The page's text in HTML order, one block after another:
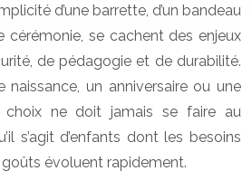
d’une barrette, d’un bandeau
cérémonie, se cachent des enjeux
de pédagogie et de durabilité.
un anniversaire ou une
choix ne doit jamais se faire au
s’agit d’enfants dont les besoins
évoluent rapidement.